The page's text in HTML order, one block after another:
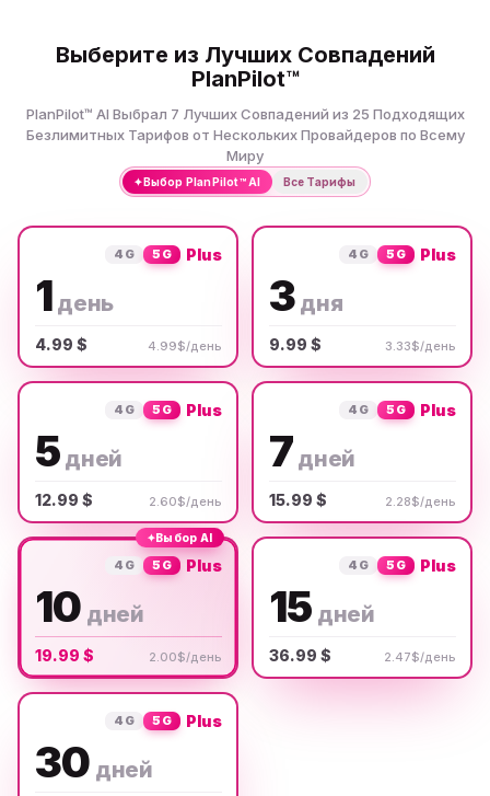
Выберите из Лучших Совпадений
PlanPilot™
PlanPilot™ AI Выбрал 7 Лучших Совпадений из 25 Подходящих
Безлимитных Тарифов от Нескольких Провайдеров по Всему
Миру
✦Выбор PlanPilot™ AI Все Тарифы
4G 5G Plus
1 день
4.99 $ 4.99$/день
4G 5G Plus
3 дня
9.99 $ 3.33$/день
4G 5G Plus
5 дней
12.99 $ 2.60$/день
4G 5G Plus
7 дней
15.99 $ 2.28$/день
✦Выбор AI
4G 5G Plus
10 дней
19.99 $ 2.00$/день
4G 5G Plus
15 дней
36.99 $ 2.47$/день
4G 5G Plus
30 дней